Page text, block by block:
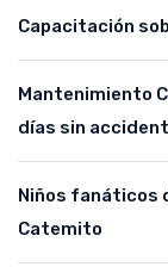
Capacitación
Mantenimiento
días sin
Niños fanáticos
Catemito